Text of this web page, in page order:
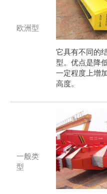
欧洲型
它具有不同的
型。优点是降
一定程度上增
高度。
一般类
型